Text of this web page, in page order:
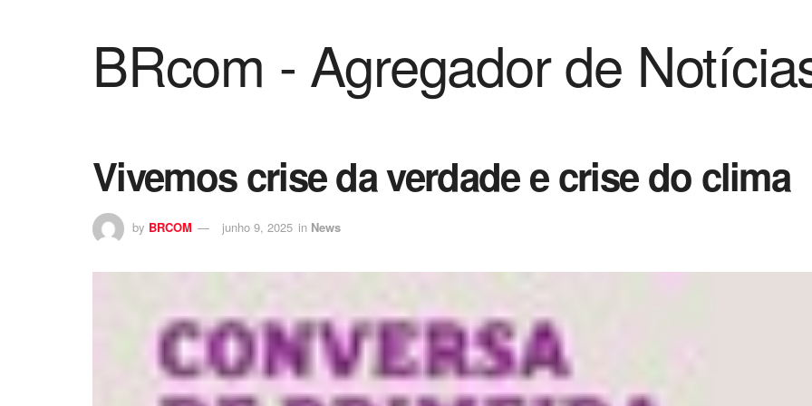
BRcom - Agregador de
Vivemos crise da verdade e crise do clima
by BRCOM junho 9, 2025 in News